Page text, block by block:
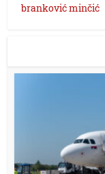
branković minčić